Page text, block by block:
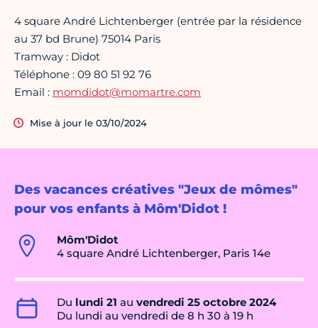
Des vacances créatives "Jeux de mômes"
pour vos enfants à Môm'Didot !
Môm'Didot
4 square André Lichtenberger, Paris 14e
Du lundi 21 au vendredi 25 octobre 2024
Du lundi au vendredi de 8 h 30 à 19 h
4 square André Lichtenberger (entrée par la résidence
au 37 bd Brune) 75014 Paris
Tramway : Didot
Téléphone : 09 80 51 92 76
Email : momdidot@momartre.com
Mise à jour le 03/10/2024